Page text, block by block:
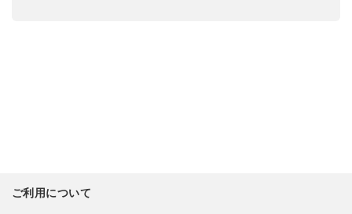
ご利用について